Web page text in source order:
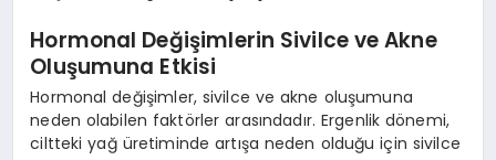
Hormonal Değişimlerin Sivilce ve Akne
Oluşumuna Etkisi
Hormonal değişimler, sivilce ve akne oluşumuna
neden olabilen faktörler arasındadır. Ergenlik dönemi,
ciltteki yağ üretiminde artışa neden olduğu için sivilce